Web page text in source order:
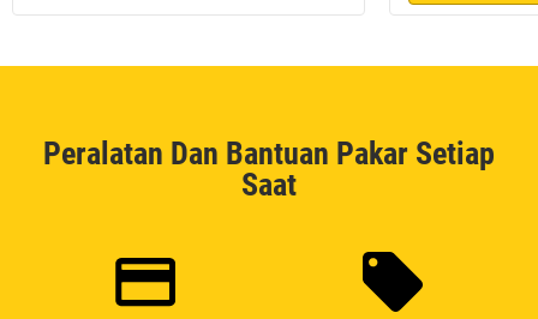
Peralatan Dan Bantuan Pakar Setiap
Saat